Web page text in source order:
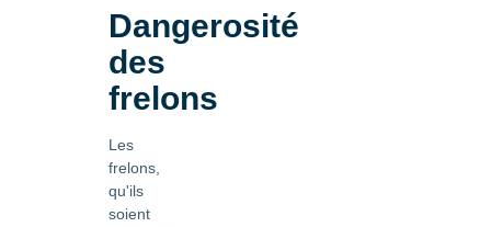
Dangerosité
des
frelons
Les
frelons,
qu'ils
soient